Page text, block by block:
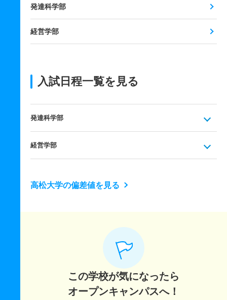
発達科学部
経営学部
入試日程一覧を見る
発達科学部
経営学部
高松大学の偏差値を見る
この学校が気になったら
オープンキャンパスへ！